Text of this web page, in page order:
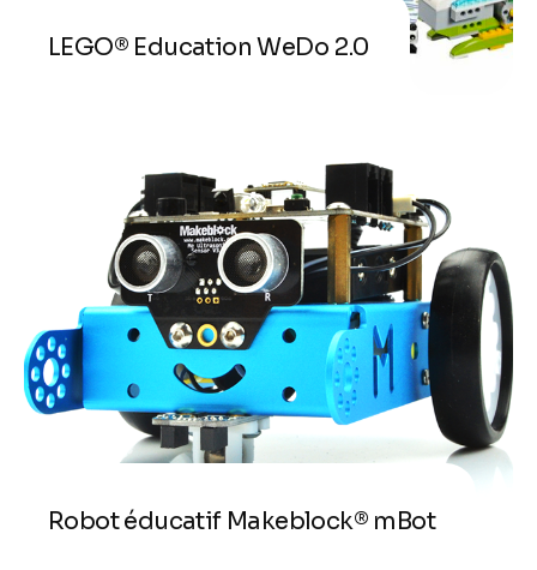
LEGO® Education WeDo 2.0
Robot éducatif Makeblock® mBot